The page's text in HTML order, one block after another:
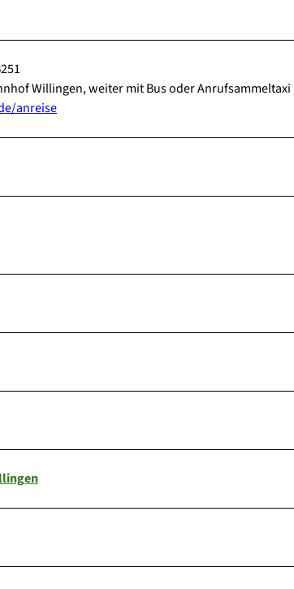
Willingen, weiter mit Bus oder
anreise